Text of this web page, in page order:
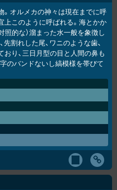
。オルメカの神々は現在までに呼
上このように呼ばれる。海とかか
照的な）溜まった水一般を象徴し
先割れした尾、ワニのような歯、
り、三日月型の目と人間の鼻も
のバンドないし縞模様を帯びて